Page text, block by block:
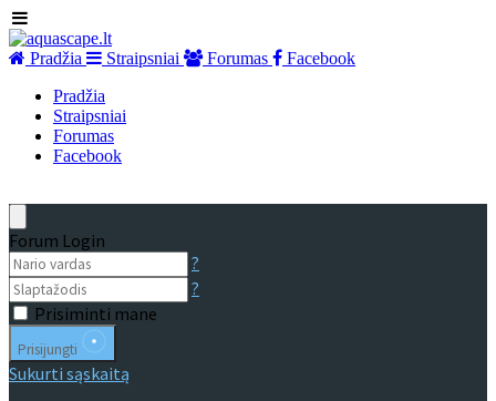
Pradžia Straipsniai Forumas
Facebook
Pradžia
Straipsniai
Forumas
Facebook
Forum Login
?
?
Prisiminti mane
Prisijungti
Sukurti sąskaitą